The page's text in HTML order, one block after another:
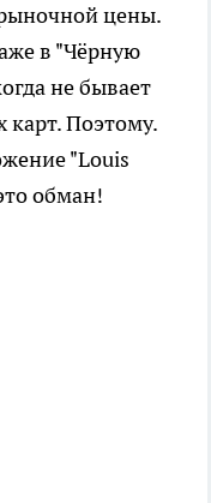
цены.
в "Чёрную
не бывает
карт. Поэтому.
"Louis
обман!